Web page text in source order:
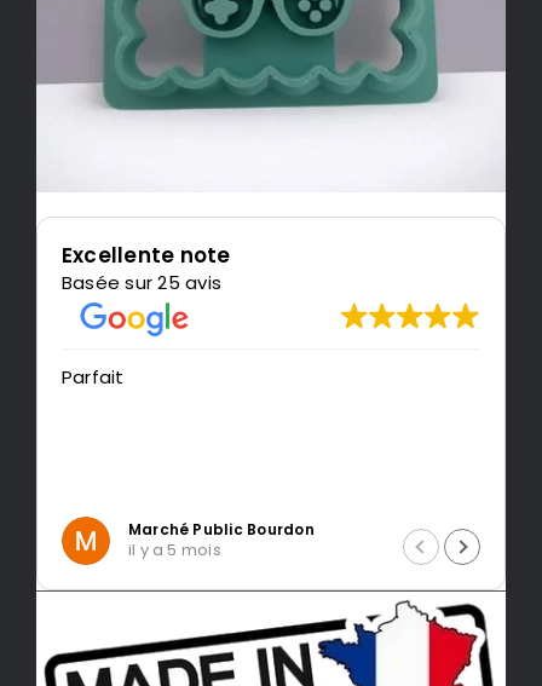
Excellente note
Basée sur 25 avis
Intragest Etude